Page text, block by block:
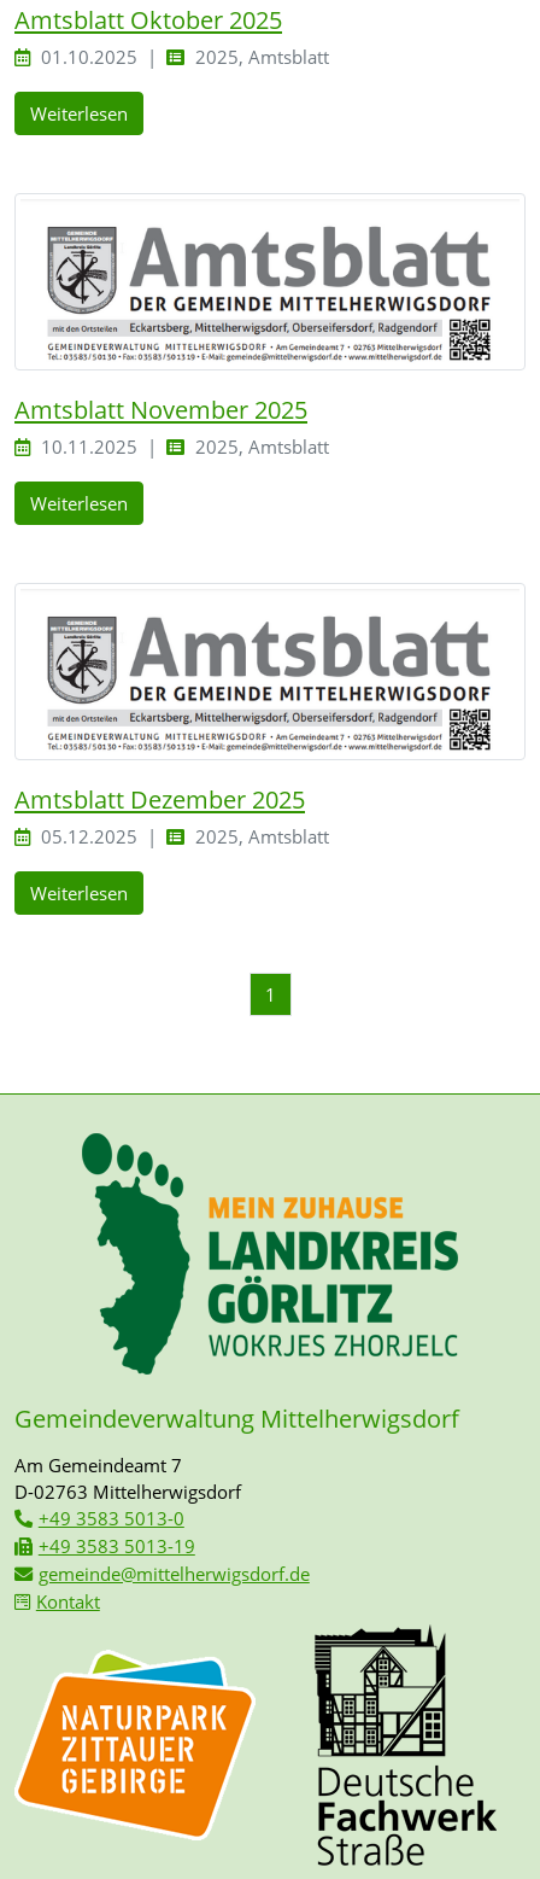
Amtsblatt Oktober 2025
01.10.2025 2025, Amtsblatt
Weiterlesen
Amtsblatt November 2025
10.11.2025 2025, Amtsblatt
Weiterlesen
Amtsblatt Dezember 2025
05.12.2025 2025, Amtsblatt
Weiterlesen
1
Gemeindeverwaltung Mittelherwigsdorf
Am Gemeindeamt 7
D-02763 Mittelherwigsdorf
+49 3583 5013-0
+49 3583 5013-19
gemeinde@mittelherwigsdorf.de
Kontakt